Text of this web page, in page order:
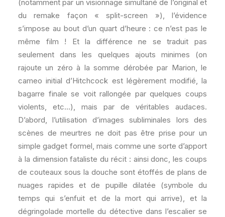
(notamment par un visionnage simultané de l’original et
du remake façon « split-screen »), l’évidence
s’impose au bout d’un quart d’heure : ce n’est pas le
même film ! Et la différence ne se traduit pas
seulement dans les quelques ajouts minimes (on
rajoute un zéro à la somme dérobée par Marion, le
cameo initial d’Hitchcock est légèrement modifié, la
bagarre finale se voit rallongée par quelques coups
violents, etc…), mais par de véritables audaces.
D’abord, l’utilisation d’images subliminales lors des
scènes de meurtres ne doit pas être prise pour un
simple gadget formel, mais comme une sorte d’apport
à la dimension fataliste du récit : ainsi donc, les coups
de couteaux sous la douche sont étoffés de plans de
nuages rapides et de pupille dilatée (symbole du
temps qui s’enfuit et de la mort qui arrive), et la
dégringolade mortelle du détective dans l’escalier se